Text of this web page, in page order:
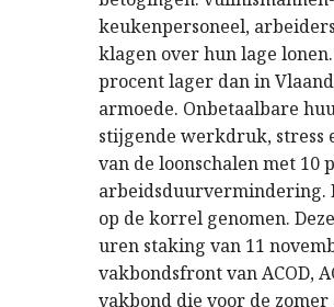
keukenpersoneel,
klagen over hun lage
procent lager dan in
armoede. Onbetaalbare
stijgende werkdruk, stress
van de loonschalen met 10
arbeidsduurvermindering.
op de korrel genomen.
uren staking van 11
vakbondsfront van ACOD,
vakbond die voor de